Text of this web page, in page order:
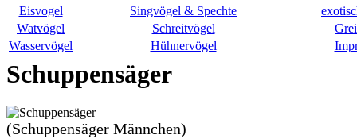
Eisvogel
Singvögel & Spechte
Watvögel
Schreitvögel
Wasservögel
Hühnervögel
Schuppensäger
(Schuppensäger Männchen)